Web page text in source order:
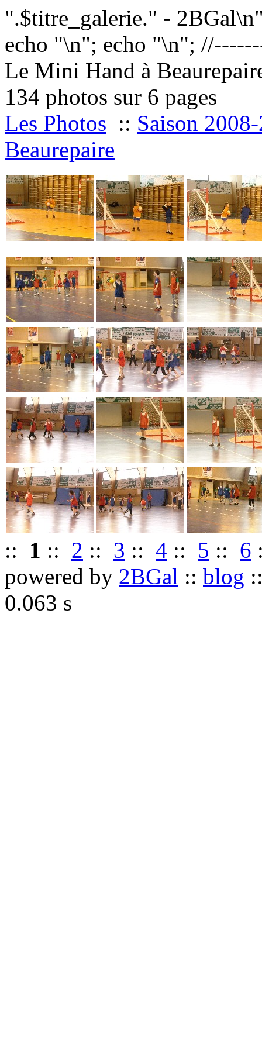
".$titre_galerie." -
echo "\n"; echo "\n";
Le Mini Hand à
134 photos sur 6 pages
Les Photos :: Saison
Beaurepaire
:: 1 :: 2 :: 3 :: 4 :: 5 :: 6
powered by 2BGal :: blog
0.063 s